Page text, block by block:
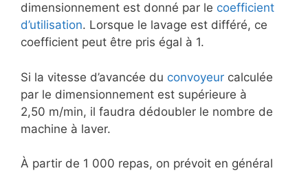
dimensionnement est donné par le coefficient
d’utilisation. Lorsque le lavage est différé, ce
coefficient peut être pris égal à 1.
Si la vitesse d’avancée du convoyeur calculée
par le dimensionnement est supérieure à
2,50 m/min, il faudra dédoubler le nombre de
machine à laver.
À partir de 1 000 repas, on prévoit en général